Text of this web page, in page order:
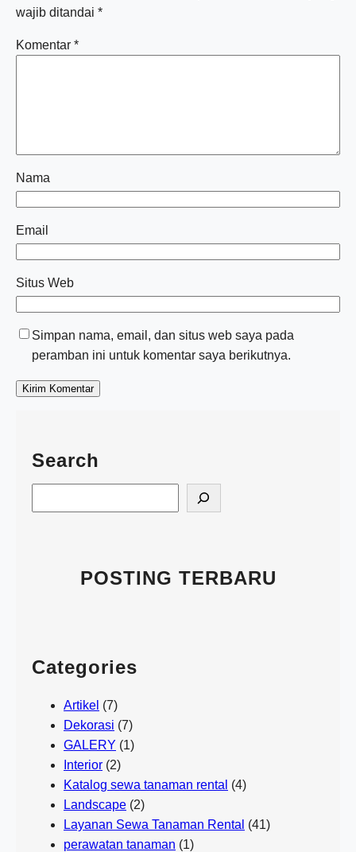
wajib ditandai *
Komentar *
Nama
Email
Situs Web
Simpan nama, email, dan situs web saya pada
peramban ini untuk komentar saya berikutnya.
Search
e
POSTING TERBARU
Categories
Artikel (7)
Dekorasi (7)
GALERY (1)
Interior (2)
Katalog sewa tanaman rental (4)
Landscape (2)
Layanan Sewa Tanaman Rental (41)
perawatan tanaman (1)